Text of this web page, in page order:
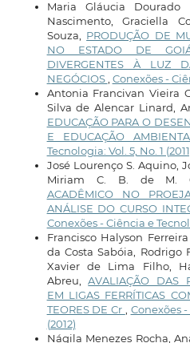
Maria Gláucia
Nascimento, Graciella
Souza, PRODUÇÃO DE
NO ESTADO DE
DIVERGENTES À LUZ
NEGÓCIOS Conexões -
Antonia Francivan Vieira
Silva de Alencar Linard,
EDUCAÇÃO PARA O
E EDUCAÇÃO
Tecnologia: Vol. 5, No. 1
José Lourenço S. Aquino,
Miriam C. B. de M.
ACADÊMICO NO
ANÁLISE DO CURSO
Conexões - Ciência e
Francisco Halyson
da Costa Sabóia, Rodrigo
Xavier de Lima Filho,
Abreu,AVALIAÇÃO DAS
EM LIGAS FERRÍTICAS
TEORES DE Cr
Conexões
(2012)
Nágila Menezes Rocha,